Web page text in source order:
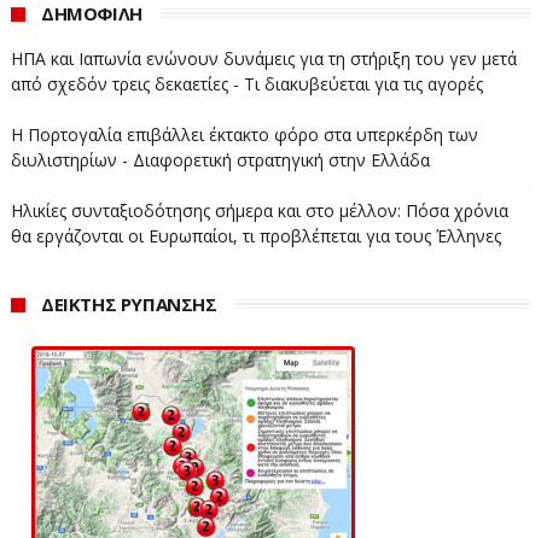
ΔΗΜΟΦΙΛΗ
ΗΠΑ και Ιαπωνία ενώνουν δυνάμεις για τη στήριξη του γεν μετά
από σχεδόν τρεις δεκαετίες - Τι διακυβεύεται για τις αγορές
Η Πορτογαλία επιβάλλει έκτακτο φόρο στα υπερκέρδη των
διυλιστηρίων - Διαφορετική στρατηγική στην Ελλάδα
Ηλικίες συνταξιοδότησης σήμερα και στο μέλλον: Πόσα χρόνια
θα εργάζονται οι Ευρωπαίοι, τι προβλέπεται για τους Έλληνες
ΔΕΙΚΤΗΣ ΡΥΠΑΝΣΗΣ